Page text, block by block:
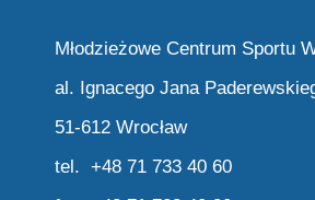
Młodzieżowe Centrum Sportu
al. Ignacego Jana
51-612 Wrocław
tel. +48 71 733 40 60